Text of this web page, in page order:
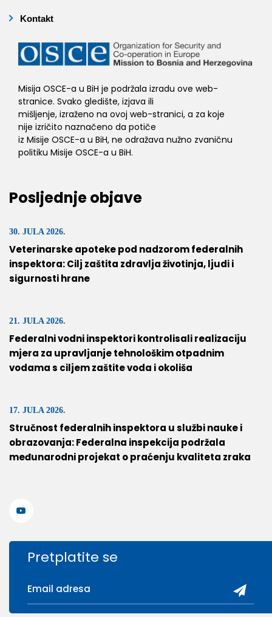
Kontakt
Misija OSCE-a u BiH je podržala izradu ove web-
stranice. Svako gledište, izjava ili
mišljenje, izraženo na ovoj web-stranici, a za koje
nije izričito naznačeno da potiče
iz Misije OSCE-a u BiH, ne odražava nužno zvaničnu
politiku Misije OSCE-a u BiH.
Posljednje objave
30. JULA 2026.
Veterinarske apoteke pod nadzorom federalnih
inspektora: Cilj zaštita zdravlja životinja, ljudi i
sigurnosti hrane
21. JULA 2026.
Federalni vodni inspektori kontrolisali realizaciju
mjera za upravljanje tehnološkim otpadnim
vodama s ciljem zaštite voda i okoliša
17. JULA 2026.
Stručnost federalnih inspektora u službi nauke i
obrazovanja: Federalna inspekcija podržala
međunarodni projekat o praćenju kvaliteta zraka
Pretplatite se